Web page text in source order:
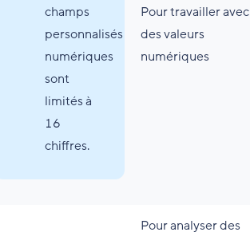
champs
personnalisés
numériques
sont
limités à
16
chiffres.
Pour travailler avec
des valeurs
numériques
Pour analyser des